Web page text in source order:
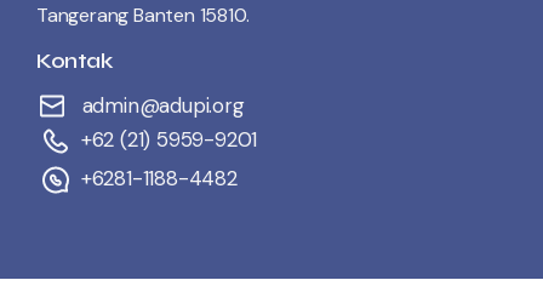
Tangerang Banten 15810.
Kontak
admin@adupi.org
+62 (21) 5959-9201
+6281-1188-4482